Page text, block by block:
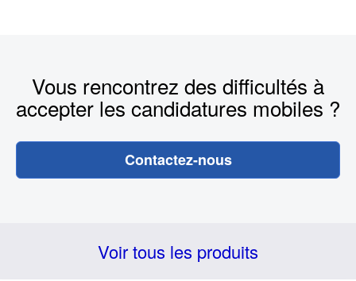
Vous rencontrez des difficultés à
accepter les candidatures mobiles ?
Contactez-nous
Voir tous les produits